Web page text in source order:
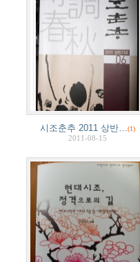
시조춘추 2011 상반…(1)
2011-08-15